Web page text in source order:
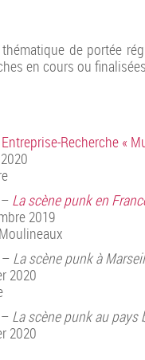
de portée
en cours ou
Recherche «
La scène punk en
2019
La scène punk à
2020
La scène punk au pays
2020